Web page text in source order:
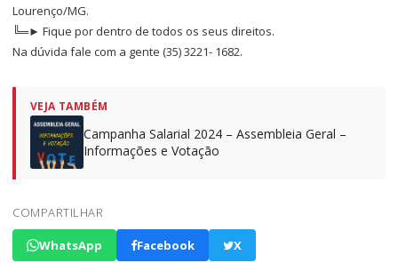
Lourenço/MG.
╚═► Fique por dentro de todos os seus direitos.
Na dúvida fale com a gente (35) 3221- 1682.
VEJA TAMBÉM
Campanha Salarial 2024 – Assembleia Geral –
Informações e Votação
COMPARTILHAR
WhatsApp Facebook X